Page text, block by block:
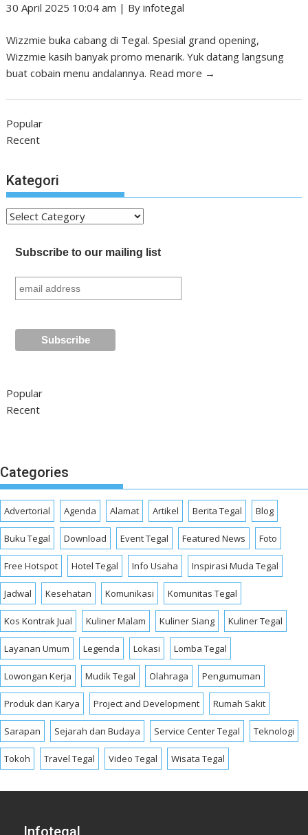
30 April 2025 10:04 am | Byinfotegal
Wizzmie buka cabang di Tegal. Spesial grand opening,
Wizzmie kasih banyak promo menarik. Yuk datang langsung
buat cobain menu andalannya. Read more →
Popular
Recent
Kategori
Kategori
Subscribe to our mailing list
Popular
Recent
Categories
Advertorial Agenda Alamat Artikel Berita Tegal Blog
Buku Tegal Download Event Tegal Featured News Foto
Free Hotspot Hotel Tegal Info Usaha Inspirasi Muda Tegal
Jadwal Kesehatan Komunikasi Komunitas Tegal
Kos Kontrak Jual Kuliner Malam Kuliner Siang Kuliner Tegal
Layanan Umum Legenda Lokasi Lomba Tegal
Lowongan Kerja Mudik Tegal Olahraga Pengumuman
Produk dan Karya Project and Development Rumah Sakit
Sarapan Sejarah dan Budaya Service Center Tegal Teknologi
Tokoh Travel Tegal Video Tegal Wisata Tegal
Infotegal